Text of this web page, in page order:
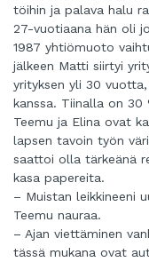
töihin ja palava halu
27-vuotiaana hän oli
1987 yhtiömuoto
jälkeen Matti siirtyi
yrityksen yli 30
kanssa. Tiinalla on 30
Teemu ja Elina ovat
lapsen tavoin työn
saattoi olla tärkeänä
kasa papereita.
– Muistan leikkineeni
Teemu nauraa.
– Ajan viettäminen
tässä mukana ovat